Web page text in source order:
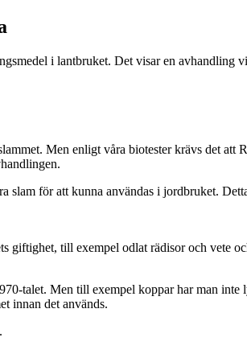
i lantbruket. Det visar en avhandling
Men enligt våra biotester krävs det att
för att kunna användas i jordbruket.
till exempel odlat rädisor och vete
talet. Men till exempel koppar har man
innan det används.